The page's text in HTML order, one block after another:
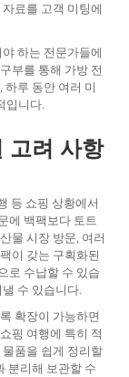
료를 고객 미팅에
하는 전문가들에
부를 통해 가방 전
하루 동안 여러 미
입니다.
고려 사항
등 쇼핑 상황에서
에 백팩보다 토트
물 시장 방문, 여러
이 갖는 구획화된
로 수납할 수 있습
수 있습니다.
확장이 가능하면
핑 여행에 특히 적
품을 쉽게 정리할
분리해 보관할 수